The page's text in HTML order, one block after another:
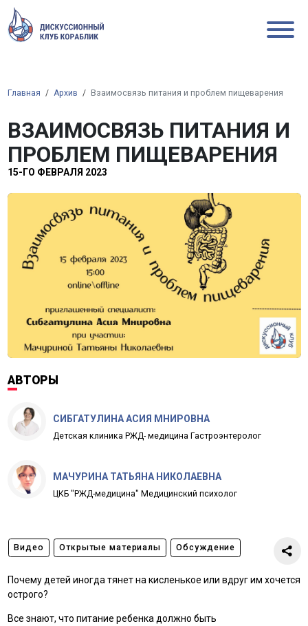
Главная Архив Взаимосвязь питания и проблем пищеварения
ВЗАИМОСВЯЗЬ ПИТАНИЯ И
ПРОБЛЕМ ПИЩЕВАРЕНИЯ
15-ГО ФЕВРАЛЯ 2023
Видео Открытые материалы Обсуждение
Почему детей иногда тянет на кисленькое или вдруг им хочется
острого?
Все знают, что питание ребенка должно быть
АВТОРЫ
СИБГАТУЛИНА АСИЯ МНИРОВНА
Детская клиника РЖД- медицина Гастроэнтеролог
МАЧУРИНА ТАТЬЯНА НИКОЛАЕВНА
ЦКБ "РЖД-медицина" Медицинский психолог